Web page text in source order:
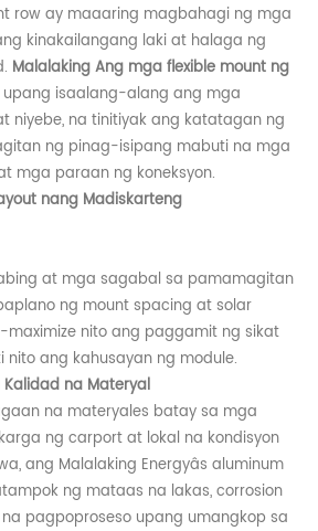
row ay maaaring magbahagi ng mga
kinakailangang laki at halaga ng
MalalakingAng mga flexible mount ng
upang isaalang-alang ang mga
niyebe, na tinitiyak ang katatagan ng
ng pinag-isipang mabuti na mga
mga paraan ng koneksyon.
nang Madiskarteng
at mga sagabal sa pamamagitan
ng mount spacing at solar
maximize nito ang paggamit ng sikat
ang kahusayan ng module.
na Materyal
na materyales batay sa mga
ng carport at lokal na kondisyon
ang Malalaking Energyâs aluminum
ng mataas na lakas, corrosion
pagpoproseso upang umangkop sa